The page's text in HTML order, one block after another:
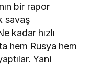
bir rapor
savaş
kadar hızlı
hem Rusya hem
Yani